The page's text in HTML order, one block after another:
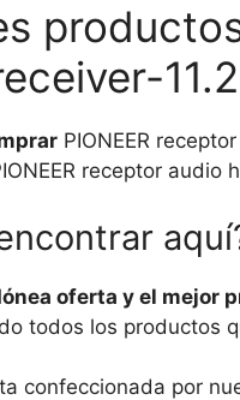
PIONEER
receptor
oferta y el mejor
todos los productos
confeccionada por